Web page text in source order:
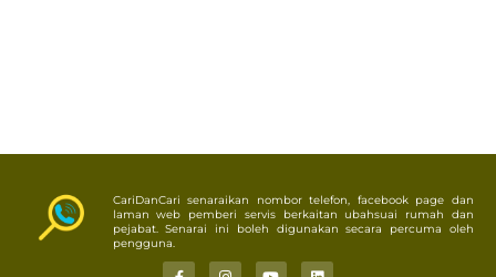
CariDanCari senaraikan nombor telefon, facebook page dan
laman web pemberi servis berkaitan ubahsuai rumah dan
pejabat. Senarai ini boleh digunakan secara percuma oleh
pengguna.